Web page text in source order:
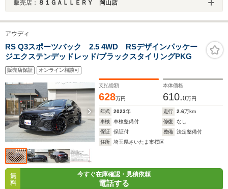
販売店： ８１ＧＡＬＬＥＲＹ 岡山店
アウディ
RS Q3スポーツバック 2.5 4WD RSデザインパッケー
ジエクステンデッドレッド/ブラックスタイリングPKG
販売店保証 オンライン相談可
支払総額
628万円
本体価格
610.0万円
年式 2023年 走行 2.6万km
車検
車検整備付 修復
なし
保証
保証付 整備
法定整備付
住所
埼玉県さいたま市桜区
無
料
今すぐ在庫確認・見積依頼
電話する